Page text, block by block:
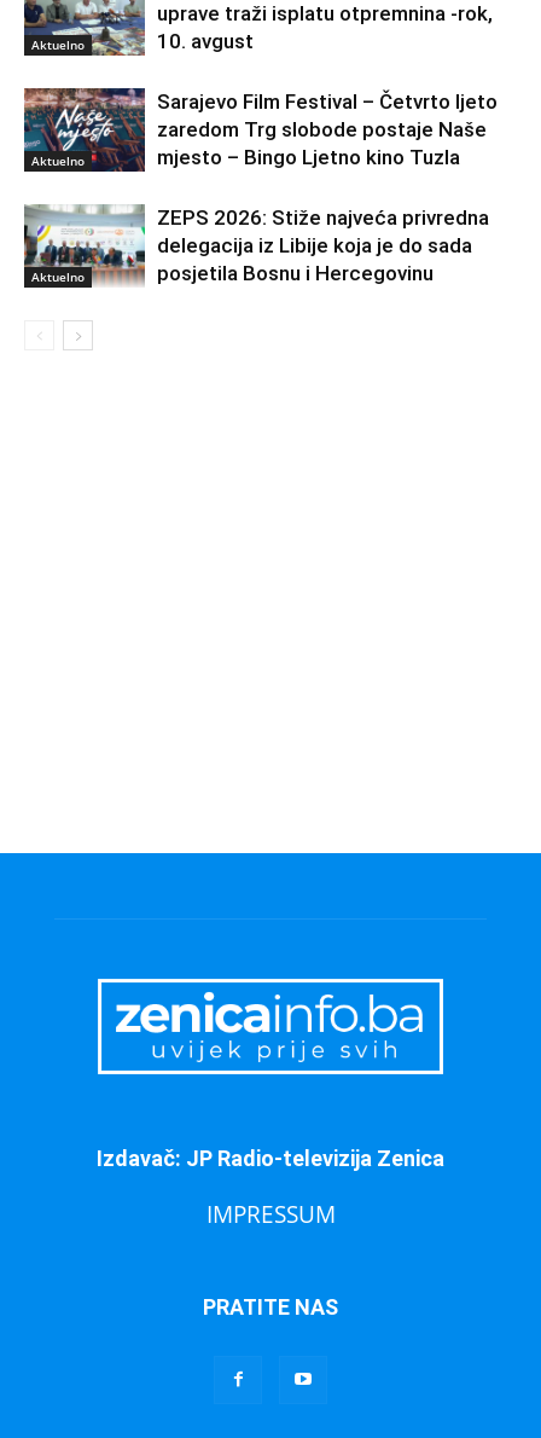
Aktuelno
uprave traži isplatu otpremnina -rok,
10. avgust
Aktuelno
Sarajevo Film Festival – Četvrto ljeto
zaredom Trg slobode postaje Naše
mjesto – Bingo Ljetno kino Tuzla
Aktuelno
ZEPS 2026: Stiže najveća privredna
delegacija iz Libije koja je do sada
posjetila Bosnu i Hercegovinu
Izdavač: JP Radio-televizija Zenica
IMPRESSUM
PRATITE NAS